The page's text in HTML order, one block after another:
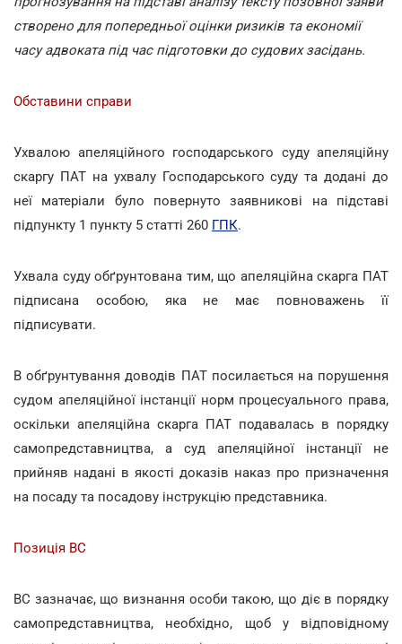
створено для попередньої оцінки ризиків та економії
часу адвоката під час підготовки до судових засідань.
Обставини справи
Ухвалою апеляційного господарського суду апеляційну
скаргу ПАТ на ухвалу Господарського суду та додані до
неї матеріали було повернуто заявникові на підставі
підпункту 1 пункту 5 статті 260 ГПК.
Ухвала суду обґрунтована тим, що апеляційна скарга ПАТ
підписана особою, яка не має повноважень її
підписувати.
В обґрунтування доводів ПАТ посилається на порушення
судом апеляційної інстанції норм процесуального права,
оскільки апеляційна скарга ПАТ подавалась в порядку
самопредставництва, а суд апеляційної інстанції не
прийняв надані в якості доказів наказ про призначення
на посаду та посадову інструкцію представника.
Позиція ВС
ВС зазначає, що визнання особи такою, що діє в порядку
самопредставництва, необхідно, щоб у відповідному